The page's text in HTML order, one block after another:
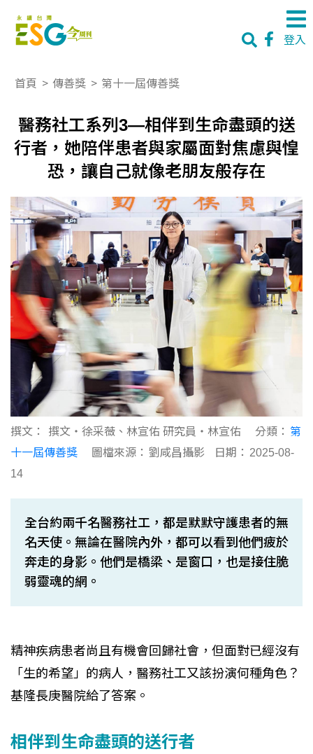
登入
首頁 > 傳善獎 > 第十一屆傳善獎
醫務社工系列3—相伴到生命盡頭的送
行者，她陪伴患者與家屬面對焦慮與惶
恐，讓自己就像老朋友般存在
撰文： 撰文‧徐采薇、林宣佑 研究員‧林宣佑 分類： 第
十一屆傳善獎
圖檔來源： 劉咸昌攝影 日期： 2025-08-
14
全台約兩千名醫務社工，都是默默守護患者的無
名天使。無論在醫院內外，都可以看到他們疲於
奔走的身影。他們是橋梁、是窗口，也是接住脆
弱靈魂的網。
精神疾病患者尚且有機會回歸社會，但面對已經沒有
「生的希望」的病人，醫務社工又該扮演何種角色？
基隆長庚醫院給了答案。
相伴到生命盡頭的送行者